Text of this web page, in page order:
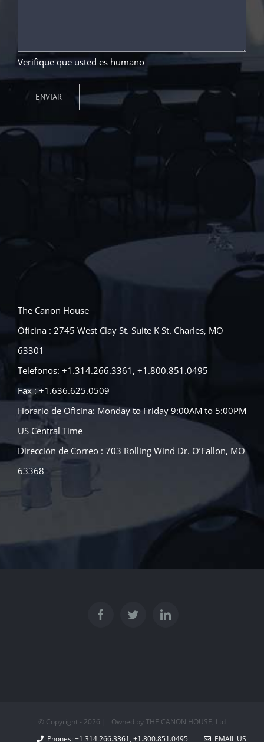
Verifique que usted es humano
The Canon House
Oficina : 2745 West Clay St. Suite K St. Charles, MO
63301
Telefonos: +1.314.266.3361, +1.800.851.0495
Fax : +1.636.625.0509
Horario de Oficina: Monday to Friday 9:00AM to 5:00PM
US Central Time
Dirección de Correo : 703 Rolling Wind Dr. O’Fallon, MO
63368
© Copyright - 2026 | Owned by THE CANON HOUSE, Ltd
Phones: +1.314.266.3361, +1.800.851.0495
EMAIL US